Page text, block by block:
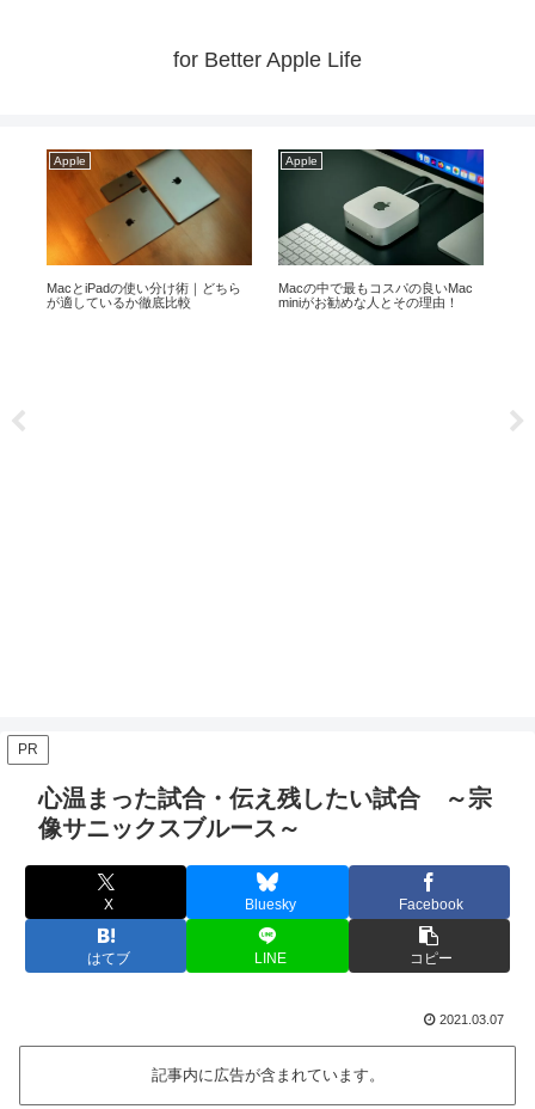
for Better Apple Life
Apple
MacとiPadの使い分け術｜どちら
が適しているか徹底比較
Apple
Macの中で最もコスパの良いMac
miniがお勧めな人とその理由！
PR
心温まった試合・伝え残したい試合 ～宗
像サニックスブルース～
X Bluesky Facebook
はてブ LINE コピー
2021.03.07
記事内に広告が含まれています。